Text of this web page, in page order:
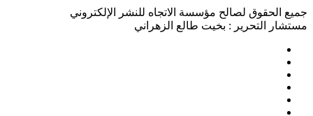
جميع الحقوق لصالح مؤسسة الاتجاه للنشر الإلكتروني
مستشار التحرير : بخيت طالع الزهراني